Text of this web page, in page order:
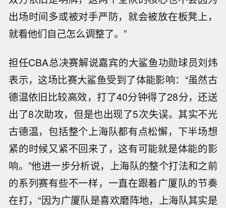
出场时间多或被对手严防，就会被放在板凳上，
就看他们自己怎么调整了。”
担任CBA总决赛解说嘉宾的大鲨鱼功勋球员刘炜
表示，这场比赛大鲨鱼受到了体能影响：“虽然古
德温依旧比较高效，打了40分钟得了28分，还送
出了8次助攻，但是也出现了5次失误。其实不光
古德温，包括整个上海队都有点松懈，下半场想
紧的时候又紧不回来了，这有可能就是体能的影
响。”他进一步分析说，上海队的整个打法和之前
的系列赛有些不一样，一直在跟着广厦队的节奏
在打，“因为广厦队是喜欢磨阵地，上海队其实是